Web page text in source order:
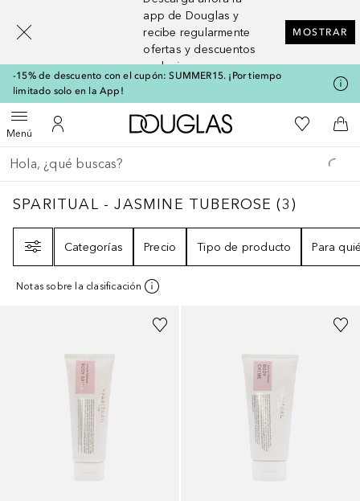
app de Douglas y
recibe regularmente
ofertas y descuentos
exclusivos
MOSTRAR
-15% de descuento con el cupón: SUMMER15. ¡Por tiempo
limitado solo en la App!
MenúAbrir menúMi cuenta
A Douglas HomeMi lista de
A
Regresar
Ejecutar búsqueda
SPARITUAL - JASMINE TUBEROSE3
SPARITUAL - JASMINE TUBEROSE (3)
Categorías
Precio Tipo de producto Para
Notas sobre la clasificación
[navigation.slideout.screenreader]